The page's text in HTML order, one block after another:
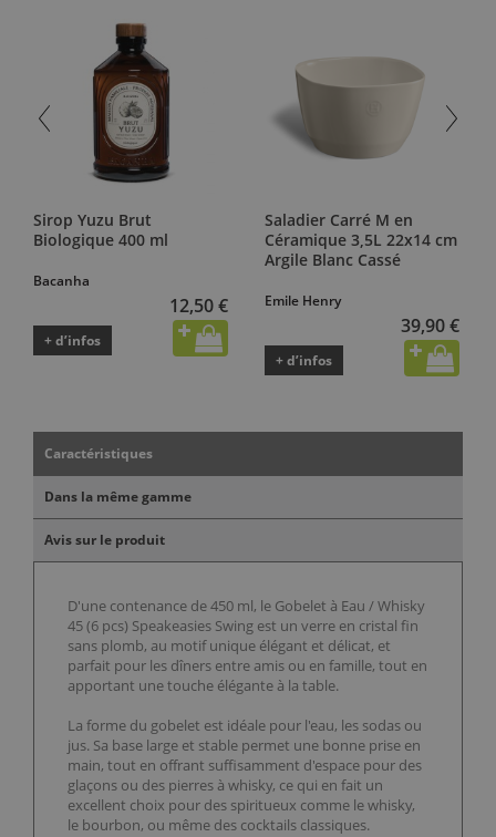
Sirop Yuzu Brut
Biologique 400 ml
Bacanha
12,50 €
+ d’infos
Saladier Carré M en
Céramique 3,5L 22x14 cm
Argile Blanc Cassé
Emile Henry
39,90 €
+ d’infos
Caractéristiques
Dans la même gamme
Avis sur le produit
D'une contenance de 450 ml, le Gobelet à Eau / Whisky
45 (6 pcs) Speakeasies Swing est un verre en cristal fin
sans plomb, au motif unique élégant et délicat, et
parfait pour les dîners entre amis ou en famille, tout en
apportant une touche élégante à la table.
La forme du gobelet est idéale pour l'eau, les sodas ou
jus. Sa base large et stable permet une bonne prise en
main, tout en offrant suffisamment d'espace pour des
glaçons ou des pierres à whisky, ce qui en fait un
excellent choix pour des spiritueux comme le whisky,
le bourbon, ou même des cocktails classiques.